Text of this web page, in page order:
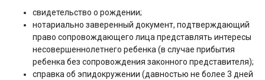
свидетельство о рождении;
нотариально заверенный документ, подтверждающий
право сопровождающего лица представлять интересы
несовершеннолетнего ребенка (в случае прибытия
ребенка без сопровождения законного представителя);
справка об эпидокружении (давностью не более 3 дней